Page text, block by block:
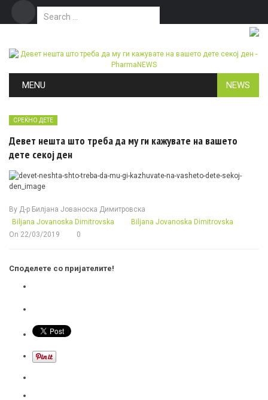
Search for:
MENU NEWS
СРЕЌНО ДЕТЕ
Девет нешта што треба да му ги кажувате на вашето
дете секој ден
By Д-р Билјана Јованоска Димитровска
Biljana Jovanoska Dimitrovska
Biljana Jovanoska Dimitrovska
On 22/03/2019 0
Споделете со пријателите!